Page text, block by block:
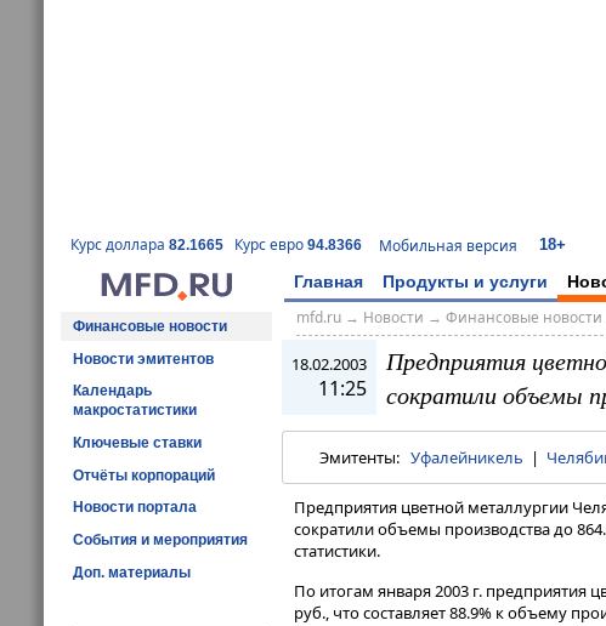
Курс доллара 82.1665 Курс евро 94.8366 Мобильная версия 18+
Главная Продукты и услуги
Финансовые новости
Новости эмитентов
Календарь
макростатистики
Ключевые ставки
Отчёты корпораций
Новости портала
События и мероприятия
Доп. материалы
mfd.ru→ Новости → Финансовые новости
18.02.2003
11:25
Предприятия
сократили объемы
Эмитенты: Уфалейникель |
Предприятия цветной металлургии
сократили объемы производства до
статистики.
По итогам января 2003 г. предприятия
руб., что составляет 88.9% к объему